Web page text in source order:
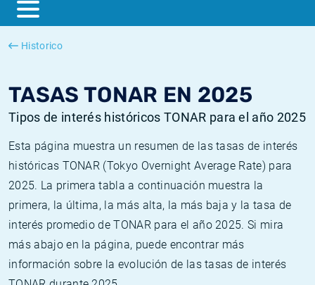
Historico
TASAS TONAR EN 2025
Tipos de interés históricos TONAR para el año 2025
Esta página muestra un resumen de las tasas de interés
históricas TONAR (Tokyo Overnight Average Rate) para
2025. La primera tabla a continuación muestra la
primera, la última, la más alta, la más baja y la tasa de
interés promedio de TONAR para el año 2025. Si mira
más abajo en la página, puede encontrar más
información sobre la evolución de las tasas de interés
ESTER
SONIA
Inflación Español - IPC
Inflación Estadounidense
SOFR - histórico
TONAR - histórico